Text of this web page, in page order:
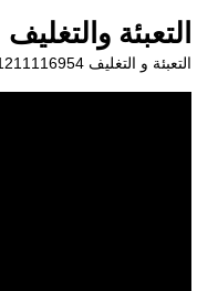
المحتوى
التعبئة والتغليف
التعبئة و التغليف 01211116954 – 01211116956 – 01211116958